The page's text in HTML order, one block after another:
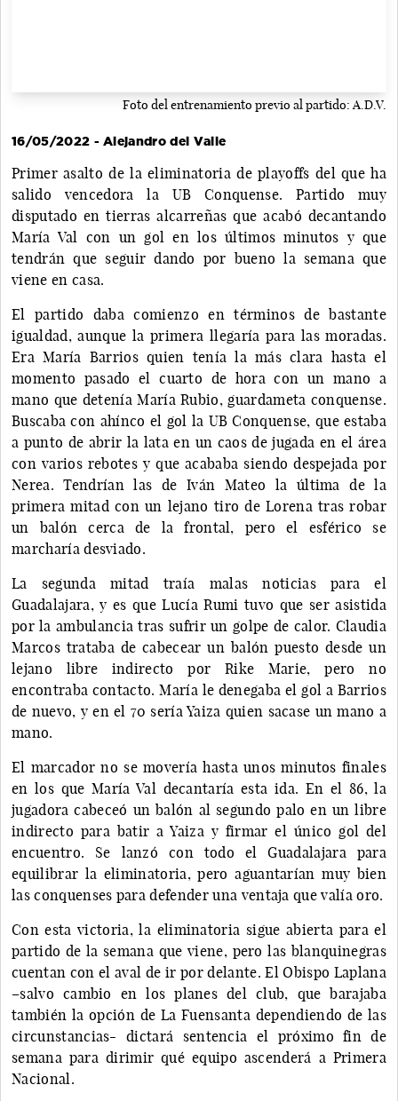
Foto del entrenamiento previo al partido: A.D.V.
16/05/2022 - Alejandro del Valle
Primer asalto de la eliminatoria de playoffs del que ha
salido vencedora la UB Conquense. Partido muy
disputado en tierras alcarreñas que acabó decantando
María Val con un gol en los últimos minutos y que
tendrán que seguir dando por bueno la semana que
viene en casa.
El partido daba comienzo en términos de bastante
igualdad, aunque la primera llegaría para las moradas.
Era María Barrios quien tenía la más clara hasta el
momento pasado el cuarto de hora con un mano a
mano que detenía María Rubio, guardameta conquense.
Buscaba con ahínco el gol la UB Conquense, que estaba
a punto de abrir la lata en un caos de jugada en el área
con varios rebotes y que acababa siendo despejada por
Nerea. Tendrían las de Iván Mateo la última de la
primera mitad con un lejano tiro de Lorena tras robar
un balón cerca de la frontal, pero el esférico se
marcharía desviado.
La segunda mitad traía malas noticias para el
Guadalajara, y es que Lucía Rumi tuvo que ser asistida
por la ambulancia tras sufrir un golpe de calor. Claudia
Marcos trataba de cabecear un balón puesto desde un
lejano libre indirecto por Rike Marie, pero no
encontraba contacto. María le denegaba el gol a Barrios
de nuevo, y en el 70 sería Yaiza quien sacase un mano a
mano.
El marcador no se movería hasta unos minutos finales
en los que María Val decantaría esta ida. En el 86, la
jugadora cabeceó un balón al segundo palo en un libre
indirecto para batir a Yaiza y firmar el único gol del
encuentro. Se lanzó con todo el Guadalajara para
equilibrar la eliminatoria, pero aguantarían muy bien
las conquenses para defender una ventaja que valía oro.
Con esta victoria, la eliminatoria sigue abierta para el
partido de la semana que viene, pero las blanquinegras
cuentan con el aval de ir por delante. El Obispo Laplana
–salvo cambio en los planes del club, que barajaba
también la opción de La Fuensanta dependiendo de las
circunstancias- dictará sentencia el próximo fin de
semana para dirimir qué equipo ascenderá a Primera
Nacional.